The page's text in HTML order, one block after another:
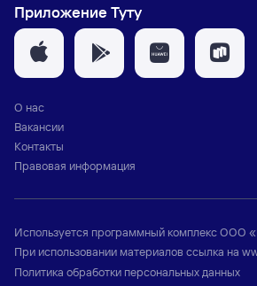
Приложение Туту
О нас
Вакансии
Контакты
Правовая информация
Используется программный комплексООО
При использовании материалов ссылка на
Политика обработки персональных данных